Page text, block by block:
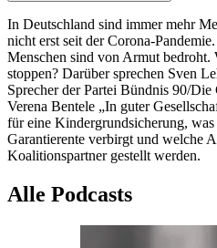
In Deutschland sind immer mehr
nicht erst seit der Corona-
Menschen sind von Armut
stoppen? Darüber sprechen Sven
Sprecher der Partei Bündnis 90/
Verena Bentele „In guter
für eine Kindergrundsicherung,
Garantierente verbirgt und welche
Koalitionspartner gestellt werden.
Alle Podcasts